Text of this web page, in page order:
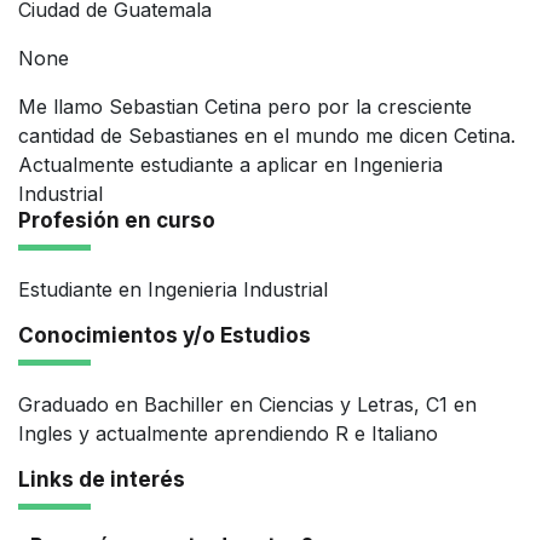
Ciudad de Guatemala
None
Me llamo Sebastian Cetina pero por la cresciente
cantidad de Sebastianes en el mundo me dicen Cetina.
Actualmente estudiante a aplicar en Ingenieria
Industrial
Profesión en curso
Estudiante en Ingenieria Industrial
Conocimientos y/o Estudios
Graduado en Bachiller en Ciencias y Letras, C1 en
Ingles y actualmente aprendiendo R e Italiano
Links de interés